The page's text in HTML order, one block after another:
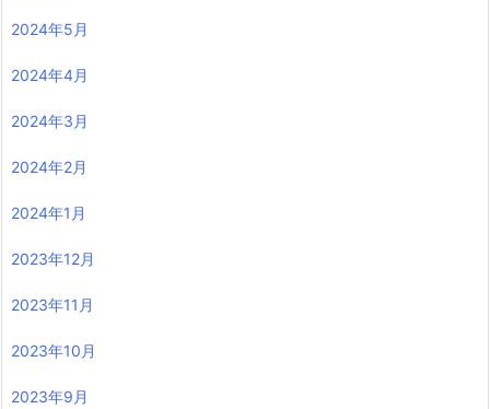
2024年5月
2024年4月
2024年3月
2024年2月
2024年1月
2023年12月
2023年11月
2023年10月
2023年9月